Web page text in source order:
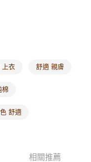
查看運費
上衣 舒適 親膚
棉
舒適
相關推薦